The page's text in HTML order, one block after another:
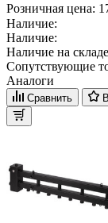
Розничная цена:
Наличие:
Наличие:
Наличие на складе
Сопутствующие
Аналоги
Сравнить